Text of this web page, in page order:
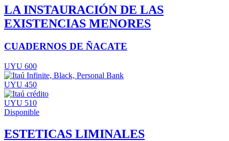
LA INSTAURACIÓN DE LAS
EXISTENCIAS MENORES
CUADERNOS DE ÑACATE
UYU 600
UYU 450
UYU 510
Disponible
ESTETICAS LIMINALES